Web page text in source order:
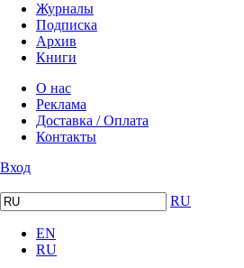
Журналы
Подписка
Архив
Книги
О нас
Реклама
Доставка / Оплата
Контакты
Вход
RU
EN
RU